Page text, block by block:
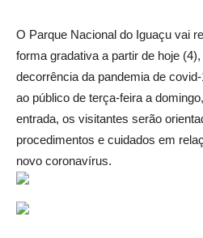
O Parque Nacional do Iguaçu vai
forma gradativa a partir de hoje
decorrência da pandemia de
ao público de terça-feira a
entrada, os visitantes serão
procedimentos e cuidados em
novo coronavírus.